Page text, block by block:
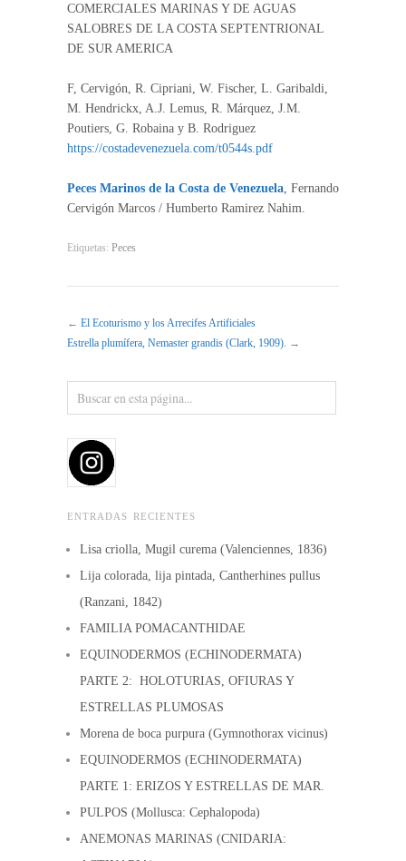
COMERCIALES MARINAS Y DE AGUAS
SALOBRES DE LA COSTA SEPTENTRIONAL
DE SUR AMERICA
F, Cervigón, R. Cipriani, W. Fischer, L. Garibaldi,
M. Hendrickx, A.J. Lemus, R. Márquez, J.M.
Poutiers, G. Robaina y B. Rodriguez
https://costadevenezuela.com/t0544s.pdf
Peces Marinos de la Costa de Venezuela, Fernando
Cervigón Marcos / Humberto Ramirez Nahim.
Etiquetas: Peces
← El Ecoturismo y los Arrecifes Artificiales
Estrella plumífera, Nemaster grandis (Clark, 1909). →
ENTRADAS RECIENTES
Lisa criolla, Mugil curema (Valenciennes, 1836)
Lija colorada, lija pintada, Cantherhines pullus
(Ranzani, 1842)
FAMILIA POMACANTHIDAE
EQUINODERMOS (ECHINODERMATA)
PARTE 2: HOLOTURIAS, OFIURAS Y
ESTRELLAS PLUMOSAS
Morena de boca purpura (Gymnothorax vicinus)
EQUINODERMOS (ECHINODERMATA)
PARTE 1: ERIZOS Y ESTRELLAS DE MAR.
PULPOS (Mollusca: Cephalopoda)
ANEMONAS MARINAS (CNIDARIA: